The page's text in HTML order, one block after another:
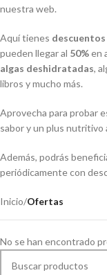
nuestra web.
Aquí tienes
pueden llegar al 50%en
algas deshidratadas,
libros y mucho más.
Aprovecha para probar
sabor y un plus nutritivo
Además, podrás
periódicamente con
Inicio/Ofertas
No se han encontrado